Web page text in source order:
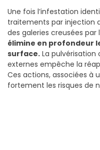
Une fois l’infestation
traitements par injection
des galeries creusées par
élimine en profondeur
surface. La
externes empêche la
Ces actions, associées à
fortement les risques de